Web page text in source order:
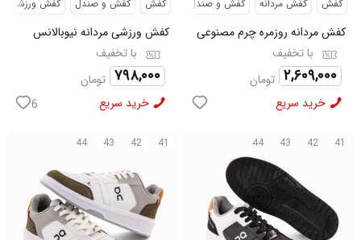
کفش کفش و صندل کفش ورزشی
کفش ورزشی مردانه نیوبالانس
مدل NB سفید با تخفیف
۷۹۸,۰۰۰ تومان
خرید سریع
6
کفش کفش مردانه کفش و صندل
کفش مردانه روزمره چرم مصنوعی
50918
با تخفیف
۲,۶۰۹,۰۰۰ تومان
خرید سریع
41
42
43
44 41
42
43
44